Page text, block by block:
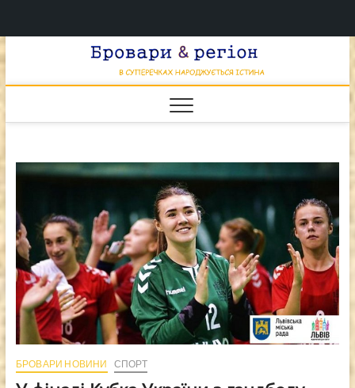
&
НАРОДЖУЄТЬСЯ
БРОВАРИ НОВИНИ СПОРТ